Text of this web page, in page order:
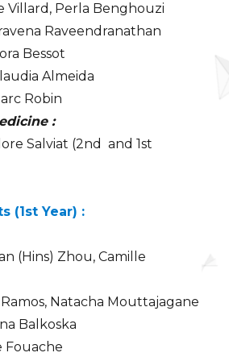
Villard, Perla Benghouzi
Raveendranathan
Bessot
Almeida
Robin
:
Salviat (2nd and 1st
(1st Year) :
(Hins) Zhou, Camille
Natacha Mouttajagane
Balkoska
Fouache